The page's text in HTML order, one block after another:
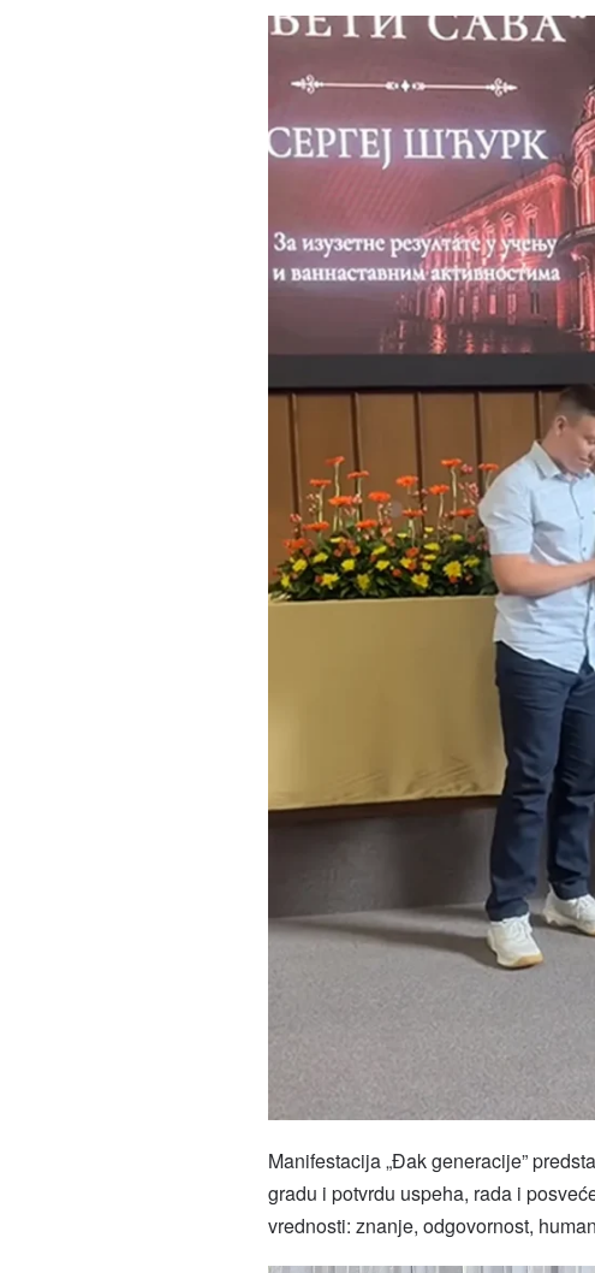
Manifestacija „Đak generacije”
gradu i potvrdu uspeha, rada i
vrednosti: znanje, odgovornost,